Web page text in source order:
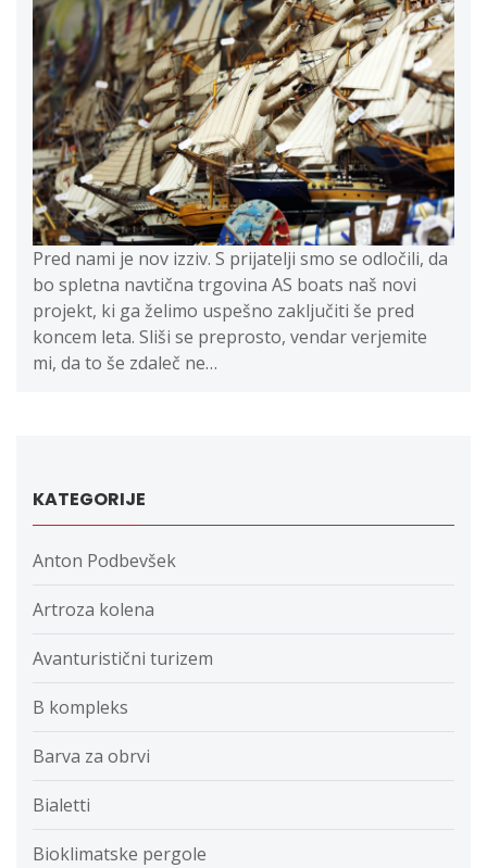
Pred nami je nov izziv. S prijatelji smo se odločili, da
bo spletna navtična trgovina AS boats naš novi
projekt, ki ga želimo uspešno zaključiti še pred
koncem leta. Sliši se preprosto, vendar verjemite
mi, da to še zdaleč ne…
KATEGORIJE
Anton Podbevšek
Artroza kolena
Avanturistični turizem
B kompleks
Barva za obrvi
Bialetti
Bioklimatske pergole